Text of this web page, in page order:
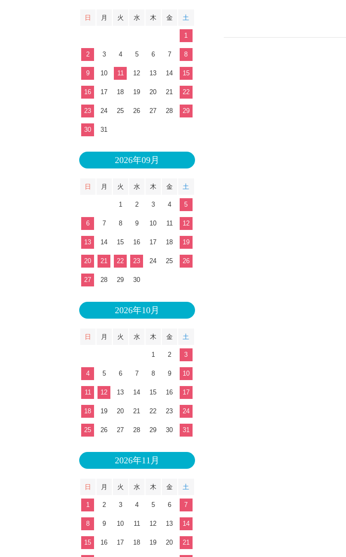
日 月 火 水 木 金 土
1
2 3 4 5 6 7 8
9 10 11 12 13 14 15
16 17 18 19 20 21 22
23 24 25 26 27 28 29
30 31
2026年09月
日 月 火 水 木 金 土
1 2 3 4 5
6 7 8 9 10 11 12
13 14 15 16 17 18 19
20 21 22 23 24 25 26
27 28 29 30
2026年10月
日 月 火 水 木 金 土
1 2 3
4 5 6 7 8 9 10
11 12 13 14 15 16 17
18 19 20 21 22 23 24
25 26 27 28 29 30 31
2026年11月
日 月 火 水 木 金 土
1 2 3 4 5 6 7
8 9 10 11 12 13 14
15 16 17 18 19 20 21